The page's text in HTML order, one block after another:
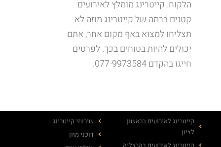
הלקוח. קייטרינג מומלץ לאירועים
קטנים ברמה של קייטרינג מוזה לא
תצליחו למצוא באף מקום אחר, אתם
יכולים להיות בטוחים בכך. לפרטים
חייגו בהקדם 077-9973584.
קייטרינג לאירועים בראשון
לציון
שירותי קייטרינג
דוכני מזון